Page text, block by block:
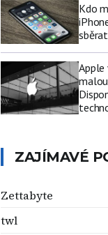
Kdo
ZAJÍMAVÉ
Zettabyte
twl